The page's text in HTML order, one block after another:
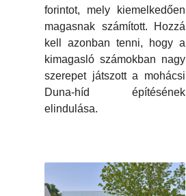
forintot, mely kiemelkedően
magasnak számított. Hozzá
kell azonban tenni, hogy a
kimagasló számokban nagy
szerepet játszott a mohácsi
Duna-híd építésének
elindulása.